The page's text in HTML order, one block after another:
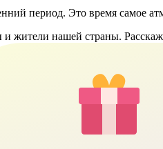
период. Это время самое
жители нашей страны.